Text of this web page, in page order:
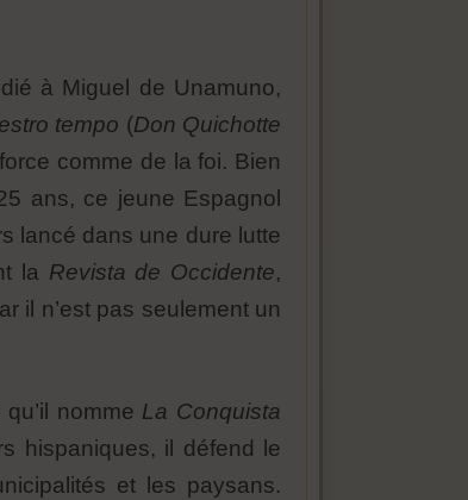
à Miguel de Unamuno,
tempo (Don Quichotte
comme de la foi. Bien
ans, ce jeune Espagnol
lancé dans une dure lutte
la Revista de Occidente,
il n’est pas seulement un
nomme La Conquista
hispaniques, il défend le
et les paysans.